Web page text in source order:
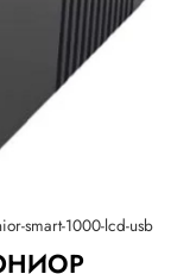
smart-1000-lcd-usb